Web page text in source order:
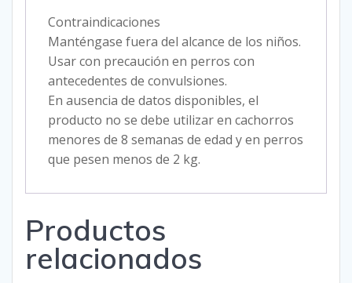
Contraindicaciones
Manténgase fuera del alcance de los niños.
Usar con precaución en perros con
antecedentes de convulsiones.
En ausencia de datos disponibles, el
producto no se debe utilizar en cachorros
menores de 8 semanas de edad y en perros
que pesen menos de 2 kg.
Productos
relacionados